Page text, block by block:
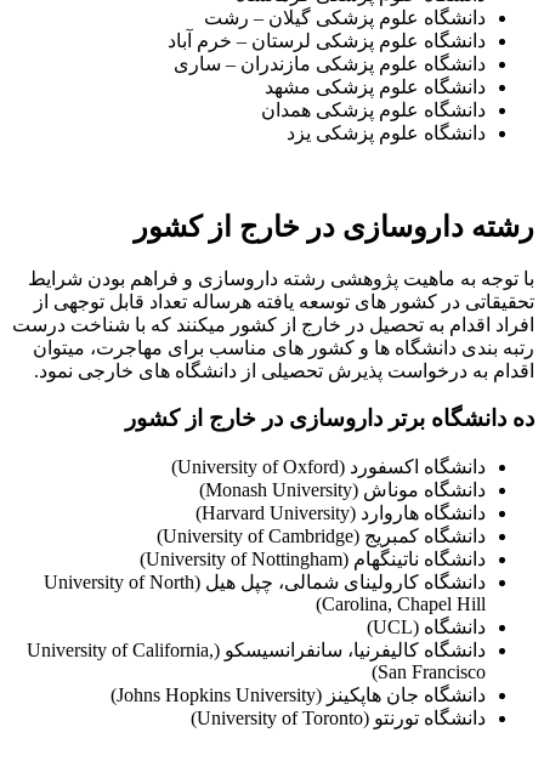
دانشگاه علوم پزشکی گیلان – رشت
دانشگاه علوم پزشکی لرستان – خرم آباد
دانشگاه علوم پزشکی مازندران – ساری
دانشگاه علوم پزشکی مشهد
دانشگاه علوم پزشکی همدان
دانشگاه علوم پزشکی یزد
رشته داروسازی در خارج از کشور
با توجه به ماهیت پژوهشی رشته داروسازی و فراهم بودن شرایط
تحقیقاتی در کشور های توسعه یافته هرساله تعداد قابل توجهی از
افراد اقدام به تحصیل در خارج از کشور میکنند که با شناخت درست
رتبه بندی دانشگاه ها و کشور های مناسب برای مهاجرت، میتوان
اقدام به درخواست پذیرش تحصیلی از دانشگاه های خارجی نمود.
ده دانشگاه برتر داروسازی در خارج از کشور
دانشگاه اکسفورد (University of Oxford)
دانشگاه موناش (Monash University)
دانشگاه هاروارد (Harvard University)
دانشگاه کمبریج (University of Cambridge)
دانشگاه ناتینگهام (University of Nottingham)
دانشگاه کارولینای شمالی، چپل هیل (University of North
Carolina, Chapel Hill)
دانشگاه (UCL)
دانشگاه کالیفرنیا، سانفرانسیسکو (University of California,
San Francisco)
دانشگاه جان هاپکینز (Johns Hopkins University)
دانشگاه تورنتو (University of Toronto)